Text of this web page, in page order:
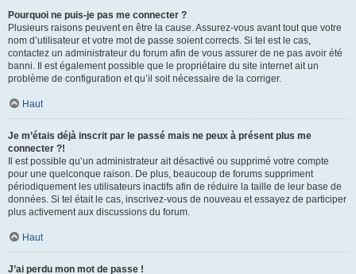
Pourquoi ne puis-je pas me connecter ?
Plusieurs raisons peuvent en être la cause. Assurez-vous avant tout que votre
nom d’utilisateur et votre mot de passe soient corrects. Si tel est le cas,
contactez un administrateur du forum afin de vous assurer de ne pas avoir été
banni. Il est également possible que le propriétaire du site internet ait un
problème de configuration et qu’il soit nécessaire de la corriger.
Haut
Je m’étais déjà inscrit par le passé mais ne peux à présent plus me
connecter ?!
Il est possible qu’un administrateur ait désactivé ou supprimé votre compte
pour une quelconque raison. De plus, beaucoup de forums suppriment
périodiquement les utilisateurs inactifs afin de réduire la taille de leur base de
données. Si tel était le cas, inscrivez-vous de nouveau et essayez de participer
plus activement aux discussions du forum.
Haut
J’ai perdu mon mot de passe !